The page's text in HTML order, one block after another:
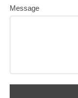
Message